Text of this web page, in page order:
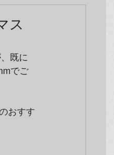
ス
既に
でご
おすす